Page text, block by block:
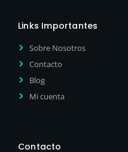
Links Importantes
Sobre Nosotros
Contacto
Blog
Mi cuenta
Contacto